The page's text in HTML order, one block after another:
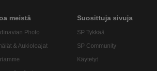
meistä
Photo
& Aukioloajat
Suosittuja sivuja
SP Tykkää
SP Community
Käytetyt